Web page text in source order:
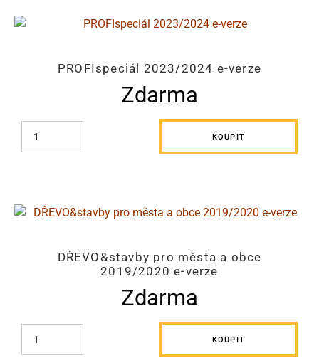
PROFIspeciál 2023/2024 e-verze
Zdarma
KOUPIT
DŘEVO&stavby pro města a obce
2019/2020 e-verze
Zdarma
KOUPIT